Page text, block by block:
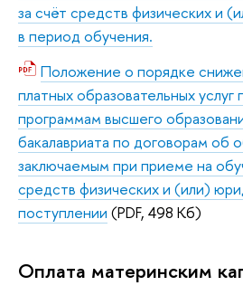
за счёт средств физических и
в период обучения.
Положение о порядке
платных образовательных
программам высшего
бакалавриата по договорам об
заключаемым при приеме на
средств физических и (или)
поступлении (PDF, 498 Кб)
Оплата материнским